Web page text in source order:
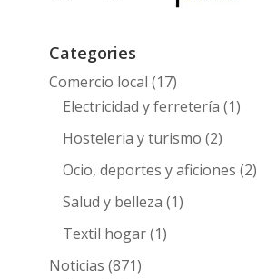
Categories
Comercio local (17)
Electricidad y ferretería (1)
Hosteleria y turismo (2)
Ocio, deportes y aficiones (2)
Salud y belleza (1)
Textil hogar(1)
Noticias (871)